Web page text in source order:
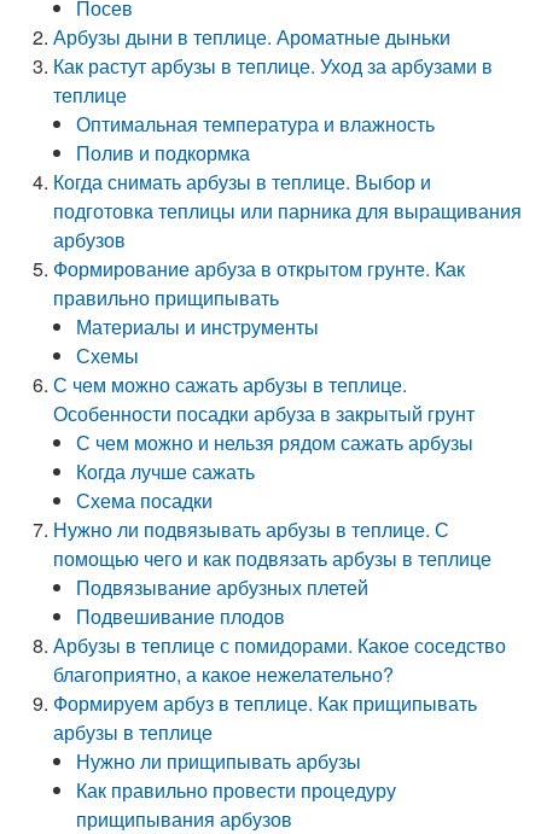
Посев
Арбузы дыни в теплице. Ароматные дыньки
Как растут арбузы в теплице. Уход за арбузами в
теплице
Оптимальная температура и влажность
Полив и подкормка
Когда снимать арбузы в теплице. Выбор и
подготовка теплицы или парника для выращивания
арбузов
Формирование арбуза в открытом грунте. Как
правильно прищипывать
Материалы и инструменты
Схемы
С чем можно сажать арбузы в теплице.
Особенности посадки арбуза в закрытый грунт
С чем можно и нельзя рядом сажать арбузы
Когда лучше сажать
Схема посадки
Нужно ли подвязывать арбузы в теплице. С
помощью чего и как подвязать арбузы в теплице
Подвязывание арбузных плетей
Подвешивание плодов
Арбузы в теплице с помидорами. Какое соседство
благоприятно, а какое нежелательно?
Формируем арбуз в теплице. Как прищипывать
арбузы в теплице
Нужно ли прищипывать арбузы
Как правильно провести процедуру
прищипывания арбузов